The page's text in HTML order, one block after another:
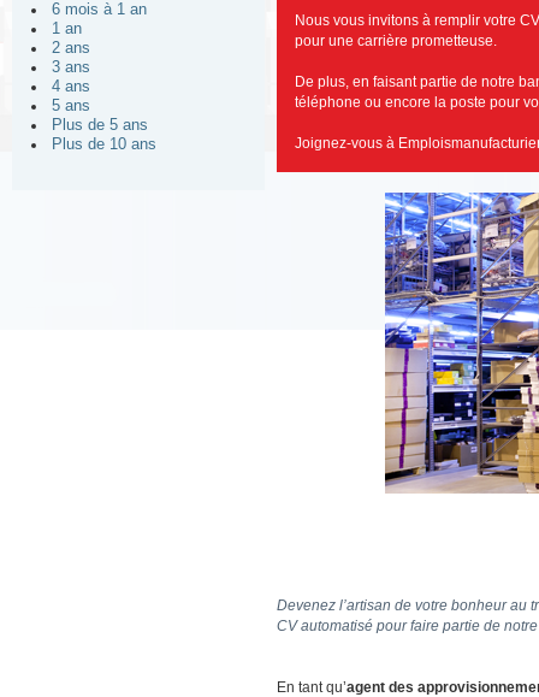
6 mois à 1 an
1 an
2 ans
3 ans
4 ans
5 ans
Plus de 5 ans
Plus de 10 ans
Nous vous invitons à remplir votre
pour une carrière prometteuse.
De plus, en faisant partie de notre
téléphone ou encore la poste pour
Joignez-vous à
Devenez l’artisan de votre bonheur au
CV automatisé pour faire partie de
En tant qu’agent des